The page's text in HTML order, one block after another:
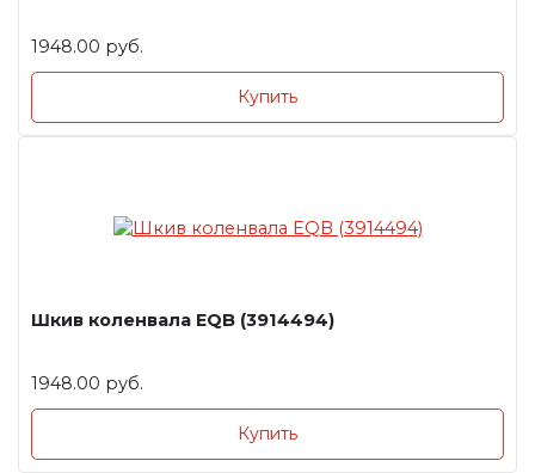
1948.00 руб.
Купить
Шкив коленвала EQB (3914494)
1948.00 руб.
Купить